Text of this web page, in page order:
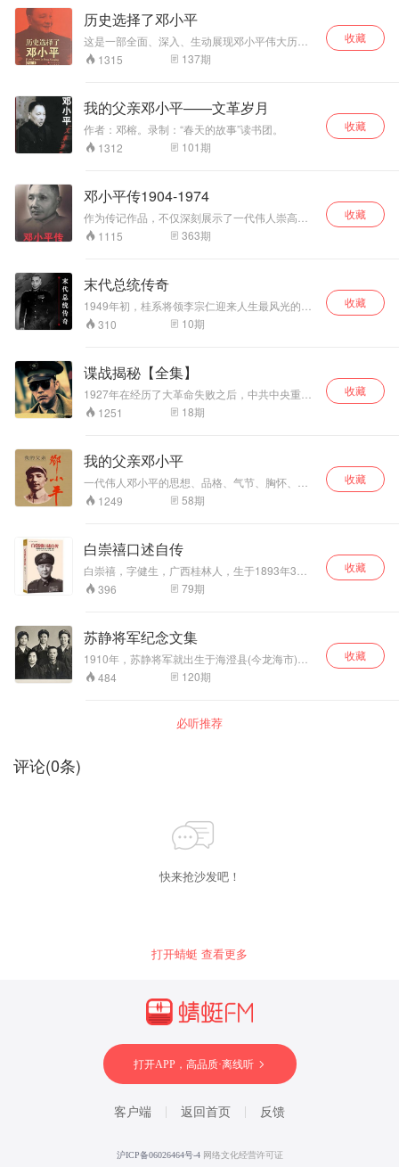
吵架，他不当裁判，而是说“到外边吵去
历史选择了邓小平
这是一部全面、深入、生动展现邓小平伟大历程
的著作。本书以丰富的史料和生动的笔触，客观
真实地记录了邓小平于20世纪70年代发起和领导
的历史进程中所扮演的关键角色，以及他对中国
社会主义改革开放和现代化建设事业所做出的巨
大贡献。 在这部著作中，我们将跟随作者的笔
触，穿越时空的隧道，重温那些决定中国命运的
关键时刻。我们将见证邓小平如何在复杂多变的
国家和人民的深沉热爱，以及他作为改革者的无
畏与担当。
1315 137期
收藏
我的父亲邓小平——文革岁月
作者：邓榕。录制：“春天的故事”读书团。
1312
101期
收藏
邓小平传1904-1974
作为传记作品，不仅深刻展示了一代伟人崇高的
精神世界，而且真实描写了他同普通人一样的情
感活动。这部传记，是学习和研究邓小平同志的
1115 363期
收藏
末代总统传奇
1949年初，桂系将领李宗仁迎来人生最风光的三
个月，在民国大陆政权倾覆前，李宗仁取代蒋介
石当上了代理总统。然而，覆巢之下，岂有完
奇》，揭秘国民党败逃台湾前 内部分崩离析的最
后一幕。
310 10期
收藏
谍战揭秘【全集】
1927年在经历了大革命失败之后，中共中央重新
搬回上海租界，随后不久由周恩来组织成立了中
共中央特科，在复杂的政治和社会环境中，保护
1251 18期
收藏
我的父亲邓小平
一代伟人邓小平的思想、品格、气节、胸怀、胆
识，以及与普通人一样的儿女情怀。
1249 58期
收藏
白崇禧口述自传
白崇禧，字健生，广西桂林人，生于1893年3月
18日，卒于1966年12月2日，一生以军事为业，
参加过护法战争、北伐战争、抗日战争及历次国
的地位。 这部口述自传，是他晚年的访问记录，
由台湾近代史所从1963年2月7日开始至他去世的
前8天——1966年11月24日止，一共访问了128
次，历时4年完成。
396 79期
收藏
苏静将军纪念文集
1910年，苏静将军就出生于海澄县(今龙海市)海
澄镇六口 碑村一个普通的农民家庭里。 1932年5
月，苏静参加了红军，开始了他的军旅生活。 在
北平同傅作义的代表及傅作义本人进行和谈，为
和平解放北平作出了积极贡献。 1955年苏静被授
484 120期
收藏
必听推荐
评论(0条)
快来抢沙发吧！
打开蜻蜓 查看更多
打开APP，高品质·离线听
客户端 返回首页 反馈
沪ICP备06026464号-4 网络文化经营许可证